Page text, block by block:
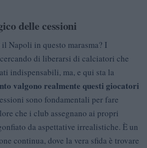
delle cessioni
Napoli in questo marasma? I
di liberarsi di calciatori che
indispensabili, ma, e qui sta la
valgono realmente questi giocatori
sono fondamentali per fare
che i club assegnano ai propri
da aspettative irrealistiche. È un
continua, dove la vera sfida è trovare